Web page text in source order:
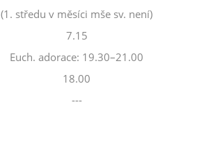
(1. středu v měsíci mše sv. není)
7.15
Euch. adorace: 19.30–21.00
18.00
---